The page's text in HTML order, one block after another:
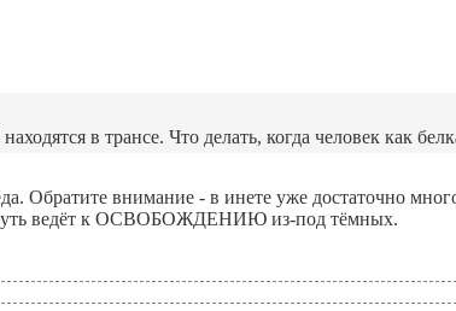
в трансе. Что делать, когда человек как
Обратите внимание - в инете уже достаточно
путь ведёт к ОСВОБОЖДЕНИЮ из-под тёмных.